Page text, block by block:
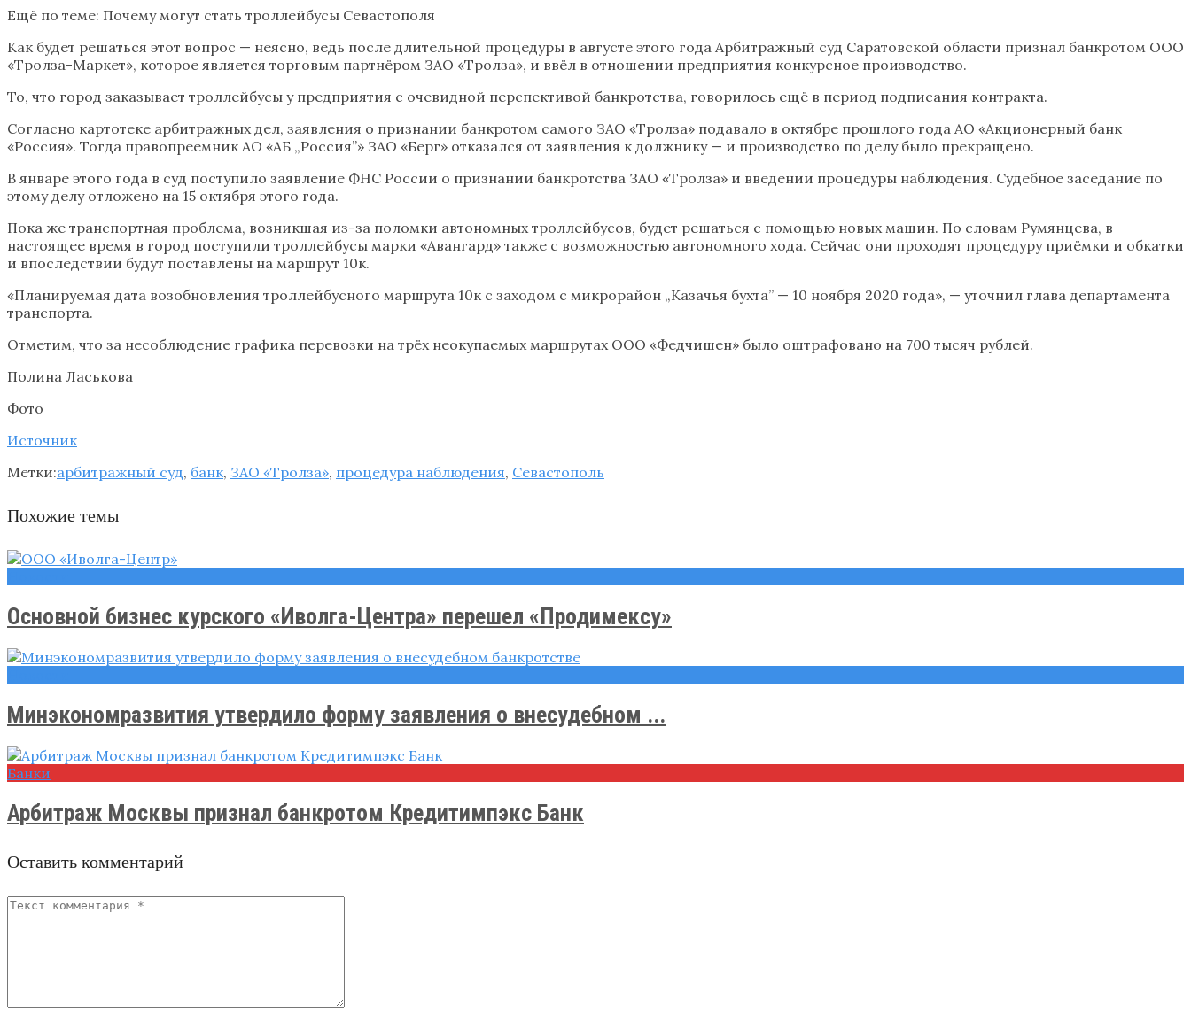
Ещё по теме: Почему могут стать троллейбусы Севастополя
Как будет решаться этот вопрос — неясно, ведь после длительной процедуры в августе этого года Арбитражный суд Саратовской области признал банкротом ООО
«Тролза-Маркет», которое является торговым партнёром ЗАО «Тролза», и ввёл в отношении предприятия конкурсное производство.
То, что город заказывает троллейбусы у предприятия с очевидной перспективой банкротства, говорилось ещё в период подписания контракта.
Согласно картотеке арбитражных дел, заявления о признании банкротом самого ЗАО «Тролза» подавало в октябре прошлого года АО «Акционерный банк
«Россия». Тогда правопреемник АО «АБ „Россия”» ЗАО «Берг» отказался от заявления к должнику — и производство по делу было прекращено.
В январе этого года в суд поступило заявление ФНС России о признании банкротства ЗАО «Тролза» и введении процедуры наблюдения. Судебное заседание по
этому делу отложено на 15 октября этого года.
Пока же транспортная проблема, возникшая из-за поломки автономных троллейбусов, будет решаться с помощью новых машин. По словам Румянцева, в
настоящее время в город поступили троллейбусы марки «Авангард» также с возможностью автономного хода. Сейчас они проходят процедуру приёмки и обкатки
и впоследствии будут поставлены на маршрут 10к.
«Планируемая дата возобновления троллейбусного маршрута 10к с заходом с микрорайон „Казачья бухта” — 10 ноября 2020 года», — уточнил глава департамента
транспорта.
Отметим, что за несоблюдение графика перевозки на трёх неокупаемых маршрутах ООО «Федчишен» было оштрафовано на 700 тысяч рублей.
Полина Ласькова
Фото
Источник
Метки:арбитражный суд, банк, ЗАО «Тролза», процедура наблюдения, Севастополь
Похожие темы
Основной бизнес курского «Иволга-Центра» перешел «Продимексу»
Минэкономразвития утвердило форму заявления о внесудебном ...
Банки
Арбитраж Москвы признал банкротом Кредитимпэкс Банк
Оставить комментарий